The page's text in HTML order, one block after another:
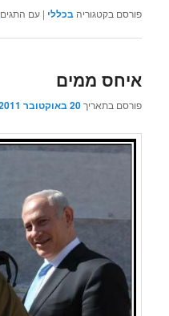
פורסם בקטגוריה בכללי |עם התגים
איחס ממים
פורסם בתאריך20 באוקטובר 2011